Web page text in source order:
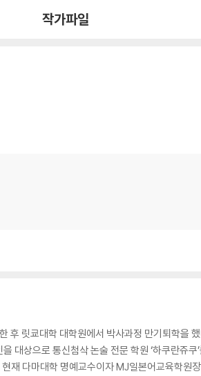
작가파일
후 릿쿄대학 대학원에서 박사과정 만기퇴학을
대상으로 통신첨삭 논술 전문 학원 ‘하쿠란쥬
재 다마대학 명예교수이자 MJ일본어교육학원